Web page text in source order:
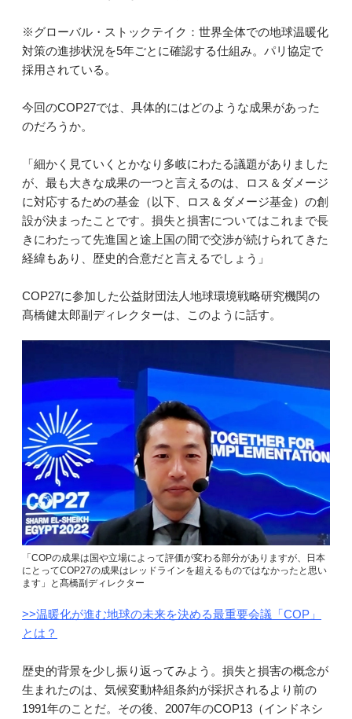
※グローバル・ストックテイク：世界全体での地球温暖化
対策の進捗状況を5年ごとに確認する仕組み。パリ協定で
採用されている。
今回のCOP27では、具体的にはどのような成果があった
のだろうか。
「細かく見ていくとかなり多岐にわたる議題がありました
が、最も大きな成果の一つと言えるのは、ロス＆ダメージ
に対応するための基金（以下、ロス＆ダメージ基金）の創
設が決まったことです。損失と損害についてはこれまで長
きにわたって先進国と途上国の間で交渉が続けられてきた
経緯もあり、歴史的合意だと言えるでしょう」
COP27に参加した公益財団法人地球環境戦略研究機関の
髙橋健太郎副ディレクターは、このように話す。
「COPの成果は国や立場によって評価が変わる部分がありますが、日本
にとってCOP27の成果はレッドラインを超えるものではなかったと思い
ます」と髙橋副ディレクター
>>温暖化が進む地球の未来を決める最重要会議「COP」
とは？
歴史的背景を少し振り返ってみよう。損失と損害の概念が
生まれたのは、気候変動枠組条約が採択されるより前の
1991年のことだ。その後、2007年のCOP13（インドネシ